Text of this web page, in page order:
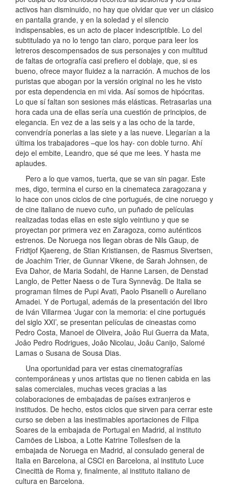
activos han disminuido, no hay que olvidar que ver un clásico
en pantalla grande, y en la soledad y el silencio
indispensables, es un acto de placer indescriptible. Lo del
subtitulado ya no lo tengo tan claro, porque para leer los
letreros descompensados de sus personajes y con multitud
de faltas de ortografía casi prefiero el doblaje, que, si es
bueno, ofrece mayor fluidez a la narración. A muchos de los
puristas que abogan por la versión original no les he visto
por esta dependencia en mi vida. Así somos de hipócritas.
Lo que sí faltan son sesiones más elásticas. Retrasarlas una
hora cada una de ellas sería una cuestión de principios, de
elegancia. En vez de a las seis y a las ocho de la tarde,
convendría ponerlas a las siete y a las nueve. Llegarían a la
última los trabajadores –que los hay- con doble turno. Ahí
dejo el embite, Leandro, que sé que me lees. Y hasta me
aplaudes.
Pero a lo que vamos, tuerta, que se van sin pagar. Este
mes, digo, termina el curso en la cinemateca zaragozana y
lo hace con unos ciclos de cine portugués, de cine noruego y
de cine italiano de nuevo cuño, un puñado de películas
realizadas todas ellas en este siglo veintiuno y que se
proyectan por primera vez en Zaragoza, como auténticos
estrenos. De Noruega nos llegan obras de Nils Gaup, de
Fridtjof Kjaereng, de Stian Kristiansen, de Rasmus Sivertsen,
de Joachim Trier, de Gunnar Vikene, de Sarah Johnsen, de
Eva Dahor, de Maria Sodahl, de Hanne Larsen, de Denstad
Langlo, de Petter Naess o de Tura Synnevâg. De Italia se
programan filmes de Pupi Avati, Paolo Pisanelli o Aureliano
Amadei. Y de Portugal, además de la presentación del libro
de Iván Villarmea ‘Jugar con la memoria: el cine portugués
del siglo XXI’, se presentan películas de cineastas como
Pedro Costa, Manoel de Oliveira, Joâo Rui Guerra da Mata,
Joâo Pedro Rodrigues, Joâo Nicolau, Joâu Canijo, Salomé
Lamas o Susana de Sousa Dias.
Una oportunidad para ver estas cinematografías
contemporáneas y unos artistas que no tienen cabida en las
salas comerciales, muchas veces gracias a las
colaboraciones de embajadas de países extranjeros e
institudos. De hecho, estos ciclos que sirven para cerrar este
curso se deben a las inestimables aportaciones de Filipa
Soares de la embajada de Portugal en Madrid, al instituto
Camöes de Lisboa, a Lotte Katrine Tollesfsen de la
embajada de Noruega en Madrid, al consulado general de
Italia en Barcelona, al CSCI en Barcelona, al instituto Luce
Cinecittà de Roma y, finalmente, al instituto italiano de
cultura en Barcelona.